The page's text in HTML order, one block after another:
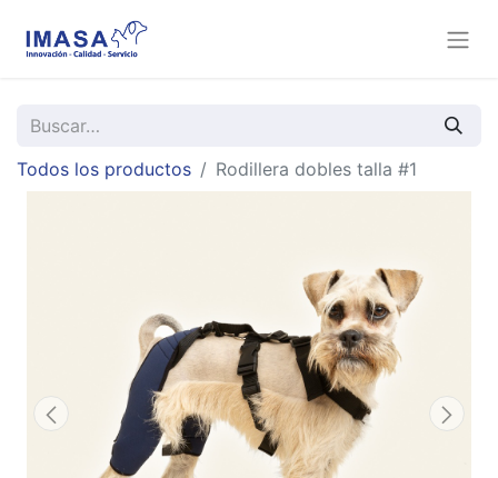
Todos los productos Rodillera dobles talla #1